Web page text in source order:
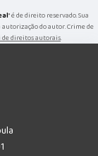
" é de direito reservado. Sua
do autor. Crime de
de direitos autorais.